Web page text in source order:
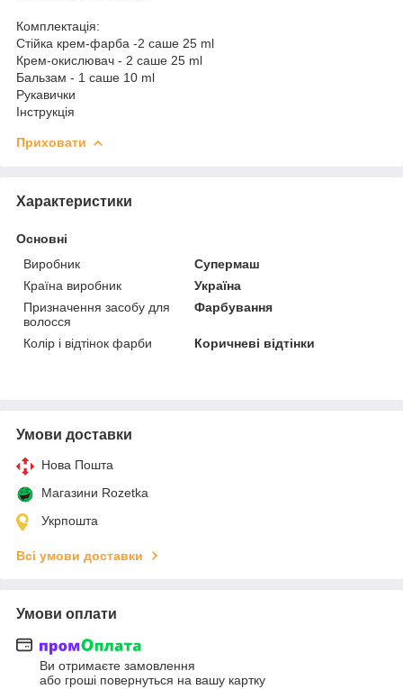
Комплектація:
Стійка крем-фарба -2 саше 25 ml
Крем-окислювач - 2 саше 25 ml
Бальзам - 1 саше 10 ml
Рукавички
Інструкція
Приховати
Характеристики
Основні
Виробник
Супермаш
Країна виробник
Україна
Призначення засобу для
волосся
Фарбування
Колір і відтінок фарби Коричневі відтінки
Умови доставки
Нова Пошта
Магазини Rozetka
Укрпошта
Всі умови доставки
Умови оплати
Ви отримаєте замовлення
або гроші повернуться на вашу картку